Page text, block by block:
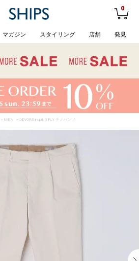
0
マガジン スタイリング 店舗 発見
> MEN > DEVORE incipit: 3PLY チノパンツ